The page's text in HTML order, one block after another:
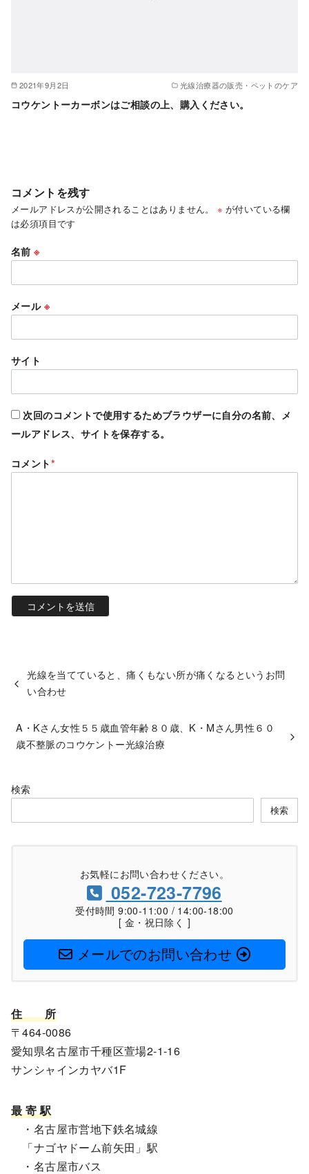
2021年9月2日 光線治療器の販売・ペットのケア
コウケントーカーボンはご相談の上、購入ください。
コメントを残す
メールアドレスが公開されることはありません。 ※ が付いている欄
は必須項目です
名前※
メール ※
サイト
次回のコメントで使用するためブラウザーに自分の名前、メ
ールアドレス、サイトを保存する。
コメント*
光線を当てていると、痛くもない所が痛くなるというお問
い合わせ
A・Kさん女性５５歳血管年齢８０歳、K・Mさん男性６０
歳不整脈のコウケントー光線治療
検索
検索
お気軽にお問い合わせください。
052-723-7796
受付時間 9:00-11:00 / 14:00-18:00
[ 金・祝日除く ]
メールでのお問い合わせ
住
所
〒464-0086
愛知県名古屋市千種区萱場2-1-16
サンシャインカヤバ1F
最 寄 駅
・名古屋市営地下鉄名城線
「ナゴヤドーム前矢田」駅
・名古屋市バス